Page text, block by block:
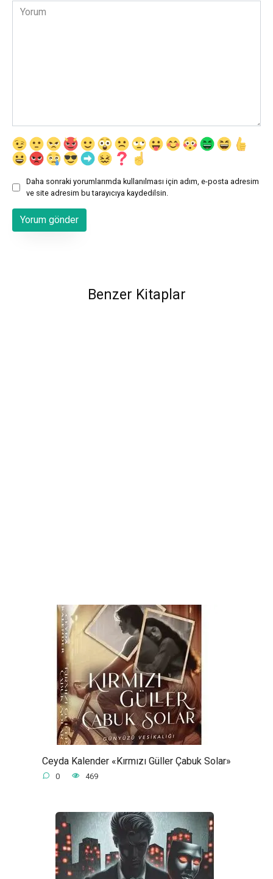
Yorum
Daha sonraki yorumlarımda kullanılması için adım, e-posta adresim
ve site adresim bu tarayıcıya kaydedilsin.
Benzer Kitaplar
Ceyda Kalender «Kırmızı Güller Çabuk Solar»
0 469